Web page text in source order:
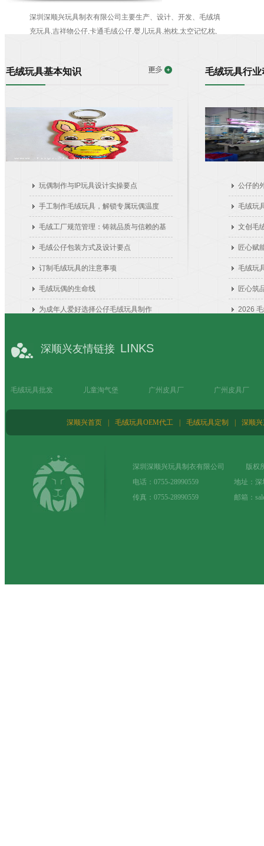
深圳深顺兴玩具制衣有限公司主要生产、设计、开发、毛绒填
充玩具,吉祥物公仔,卡通毛绒公仔,婴儿玩具,抱枕,太空记忆枕,
质求生存!一直以来,我们本着务实的态度,做好每一件产品,并将
此概念推广为企业文化中最重要的部分.只有优良的产品质量,
长期稳定的发展,深顺兴玩具制衣厂以极大的热忱,诚邀各界新
朋老友,共创双赢的美好前景!...
毛绒玩具基本知识
玩偶制作与IP玩具设计实操要点
手工制作毛绒玩具，解锁专属玩偶温度
毛绒工厂规范管理：铸就品质与信赖的基
石
毛绒公仔包装方式及设计要点
订制毛绒玩具的注意事项
毛绒玩偶的生命线
为成年人爱好选择公仔毛绒玩具制作
毛绒玩具行业
公仔的
毛绒玩
文创毛
道
匠心赋
毛绒玩
匠心筑
2026
深顺兴友情链接 LINKS
毛绒玩具批发 儿童淘气堡 广州皮具厂 广州皮具厂
深顺兴首页 毛绒玩具OEM代工 毛绒玩具定制 深顺
深圳深顺兴玩具制衣有限公司 版权
电话：0755-28990559 地址：深圳市
传真：0755-28990559 邮箱：